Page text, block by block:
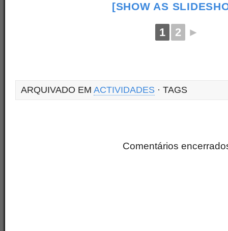
[SHOW AS
1 2 ►
ARQUIVADO EM ACTIVIDADES · TAGS
Comentários